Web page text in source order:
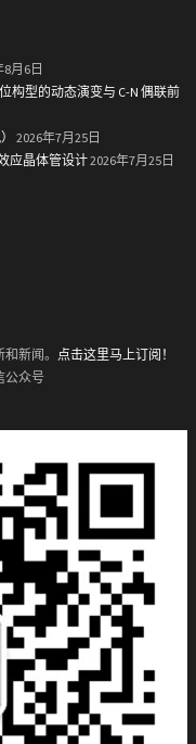
8月6日
构型的动态演变与 C-N 偶联前
2026年7月25日
应晶体管设计2026年7月25日
新闻。 点击这里马上订阅！
公众号